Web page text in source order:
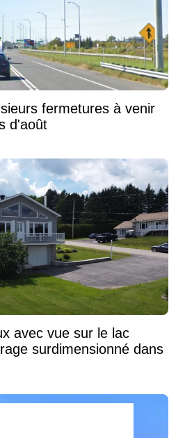
fermetures à venir
d'août
avec vue sur le lac
surdimensionné dans